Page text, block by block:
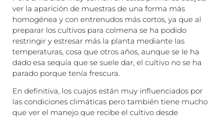
ver la aparición de muestras de una forma más
homogénea y con entrenudos más cortos, ya que al
preparar los cultivos para colmena se ha podido
restringir y estresar más la planta mediante las
temperaturas, cosa que otros años, aunque se le ha
dado esa sequía que se suele dar, el cultivo no se ha
parado porque tenía frescura.
En definitiva, los cuajos están muy influenciados por
las condiciones climáticas pero también tiene mucho
que ver el manejo que recibe el cultivo desde